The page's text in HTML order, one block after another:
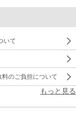
いて
料のご負担について
もっと見る